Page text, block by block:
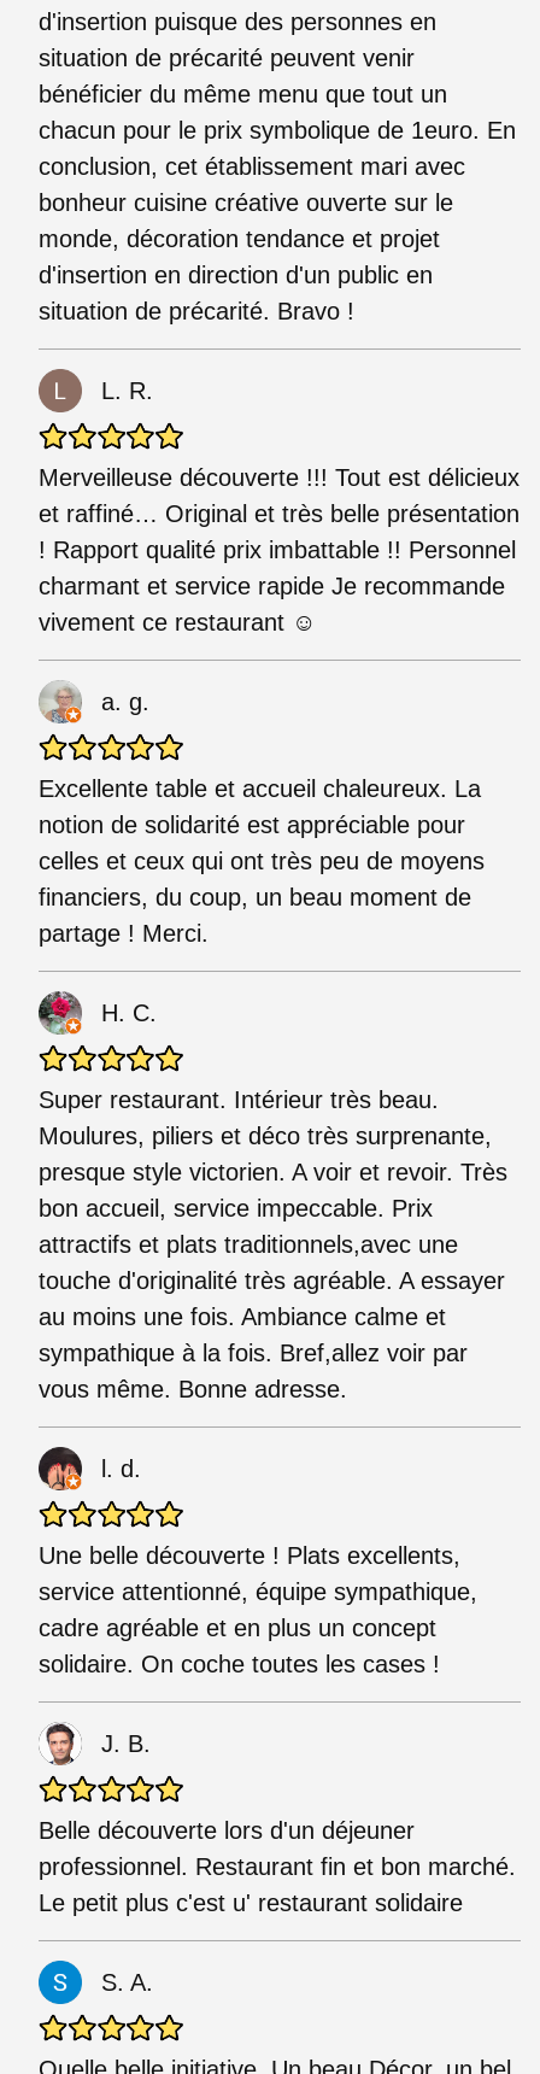
d'insertion puisque des personnes en
situation de précarité peuvent venir
bénéficier du même menu que tout un
chacun pour le prix symbolique de 1euro. En
conclusion, cet établissement mari avec
bonheur cuisine créative ouverte sur le
monde, décoration tendance et projet
d'insertion en direction d'un public en
situation de précarité. Bravo !
L. R.
Merveilleuse découverte !!! Tout est délicieux
et raffiné… Original et très belle présentation
! Rapport qualité prix imbattable !! Personnel
charmant et service rapide Je recommande
vivement ce restaurant ☺️
a. g.
Excellente table et accueil chaleureux. La
notion de solidarité est appréciable pour
celles et ceux qui ont très peu de moyens
financiers, du coup, un beau moment de
partage ! Merci.
H. C.
Super restaurant. Intérieur très beau.
Moulures, piliers et déco très surprenante,
presque style victorien. A voir et revoir. Très
bon accueil, service impeccable. Prix
attractifs et plats traditionnels,avec une
touche d'originalité très agréable. A essayer
au moins une fois. Ambiance calme et
sympathique à la fois. Bref,allez voir par
vous même. Bonne adresse.
l. d.
Une belle découverte ! Plats excellents,
service attentionné, équipe sympathique,
cadre agréable et en plus un concept
solidaire. On coche toutes les cases !
J. B.
Belle découverte lors d'un déjeuner
professionnel. Restaurant fin et bon marché.
Le petit plus c'est u' restaurant solidaire
S. A.